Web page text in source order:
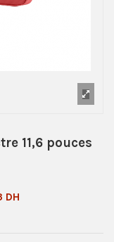
11,6 pouces
DH